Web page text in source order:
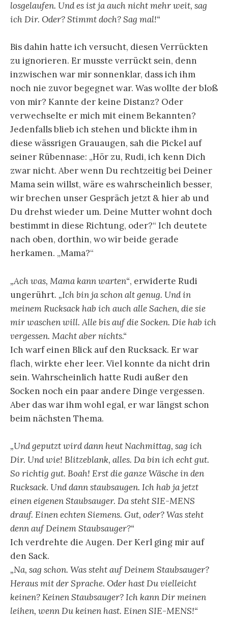
losgelaufen. Und es ist ja auch nicht mehr weit, sag
ich Dir. Oder? Stimmt doch? Sag mal!“
Bis dahin hatte ich versucht, diesen Verrückten
zu ignorieren. Er musste verrückt sein, denn
inzwischen war mir sonnenklar, dass ich ihm
noch nie zuvor begegnet war. Was wollte der bloß
von mir? Kannte der keine Distanz? Oder
verwechselte er mich mit einem Bekannten?
Jedenfalls blieb ich stehen und blickte ihm in
diese wässrigen Grauaugen, sah die Pickel auf
seiner Rübennase: „Hör zu, Rudi, ich kenn Dich
zwar nicht. Aber wenn Du rechtzeitig bei Deiner
Mama sein willst, wäre es wahrscheinlich besser,
wir brechen unser Gespräch jetzt & hier ab und
Du drehst wieder um. Deine Mutter wohnt doch
bestimmt in diese Richtung, oder?“ Ich deutete
nach oben, dorthin, wo wir beide gerade
herkamen. „Mama?“
„Ach was, Mama kann warten“, erwiderte Rudi
ungerührt. „Ich bin ja schon alt genug. Und in
meinem Rucksack hab ich auch alle Sachen, die sie
mir waschen will. Alle bis auf die Socken. Die hab ich
vergessen. Macht aber nichts.“
Ich warf einen Blick auf den Rucksack. Er war
flach, wirkte eher leer. Viel konnte da nicht drin
sein. Wahrscheinlich hatte Rudi außer den
Socken noch ein paar andere Dinge vergessen.
Aber das war ihm wohl egal, er war längst schon
beim nächsten Thema.
„Und geputzt wird dann heut Nachmittag, sag ich
Dir. Und wie! Blitzeblank, alles. Da bin ich echt gut.
So richtig gut. Boah! Erst die ganze Wäsche in den
Rucksack. Und dann staubsaugen. Ich hab ja jetzt
einen eigenen Staubsauger. Da steht SIE-MENS
drauf. Einen echten Siemens. Gut, oder? Was steht
denn auf Deinem Staubsauger?“
Ich verdrehte die Augen. Der Kerl ging mir auf
den Sack.
„Na, sag schon. Was steht auf Deinem Staubsauger?
Heraus mit der Sprache. Oder hast Du vielleicht
keinen? Keinen Staubsauger? Ich kann Dir meinen
leihen, wenn Du keinen hast. Einen SIE-MENS!“